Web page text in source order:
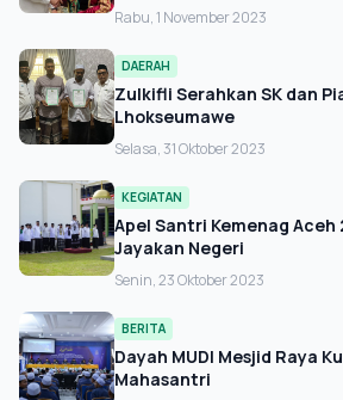
Rabu, 1 November 2023
DAERAH
Zulkifli Serahkan SK dan
Lhokseumawe
Selasa, 31 Oktober 2023
KEGIATAN
Apel Santri Kemenag Aceh
Jayakan Negeri
Senin, 23 Oktober 2023
BERITA
Dayah MUDI Mesjid Raya
Mahasantri